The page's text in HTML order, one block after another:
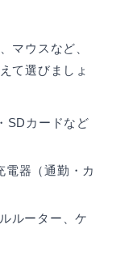
マウスなど、
て選びましょ
SDカードなど
電器（通勤・カ
ルーター、ケ